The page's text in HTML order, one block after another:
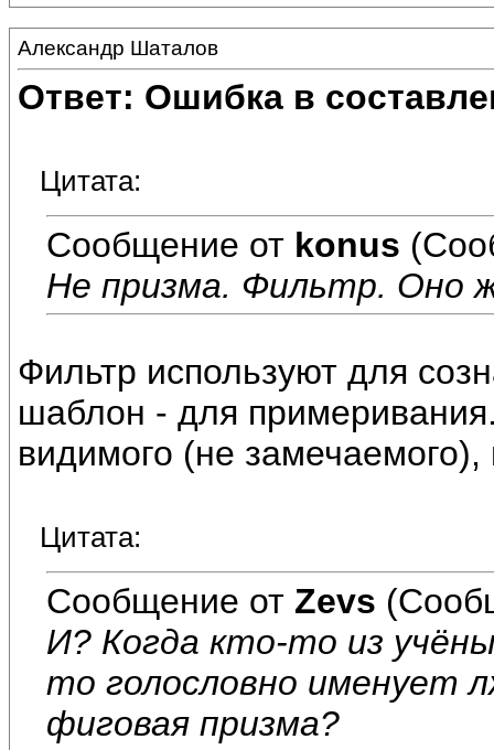
Александр Шаталов
Ответ: Ошибка в
Цитата:
Сообщение от konus
Не призма. Фильтр. Оно
Фильтр используют для
шаблон - для
видимого (не
Цитата:
Сообщение от Zevs
И? Когда кто-то из
то голословно именует
фиговая призма?